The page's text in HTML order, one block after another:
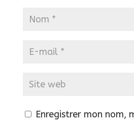
Enregistrer mon nom,